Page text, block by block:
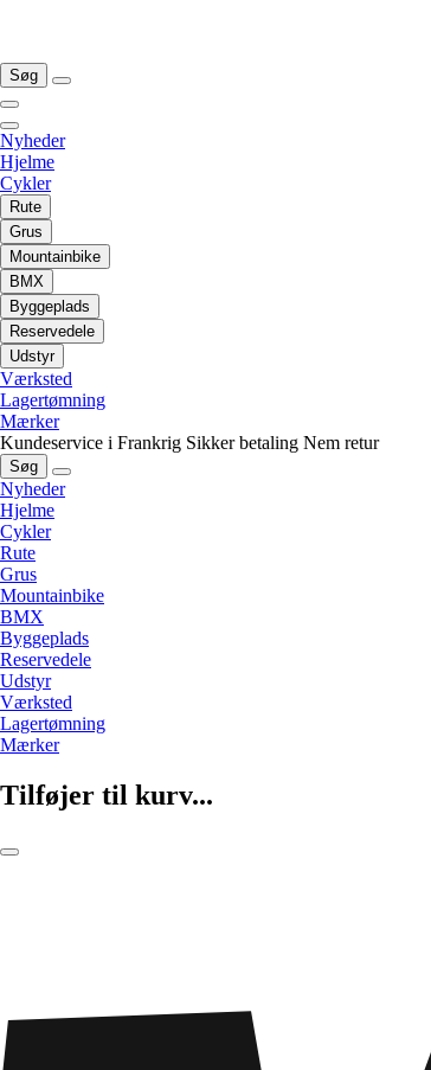
Søg
Nyheder
Hjelme
Cykler
Rute
Grus
Mountainbike
BMX
Byggeplads
Reservedele
Udstyr
Værksted
Lagertømning
Mærker
Kundeservice i Frankrig Sikker betaling Nem retur
Søg
Nyheder
Hjelme
Cykler
Rute
Grus
Mountainbike
BMX
Byggeplads
Reservedele
Udstyr
Værksted
Lagertømning
Mærker
Tilføjer til kurv...